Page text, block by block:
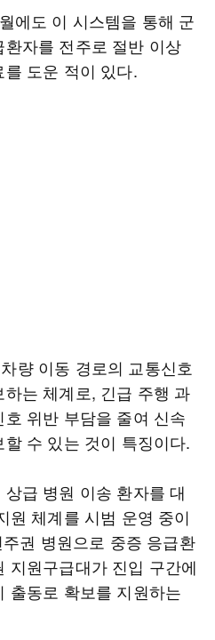
에도 이 시스템을 통해 군
자를 전주로 절반 이상
도운 적이 있다.
량 이동 경로의 교통신호
는 체계로, 긴급 주행 과
위반 부담을 줄여 신속
수 있는 것이 특징이다.
급 병원 이송 환자를 대
원 체계를 시범 운영 중이
권 병원으로 중증 응급환
지원구급대가 진입 구간에
출동로 확보를 지원하는